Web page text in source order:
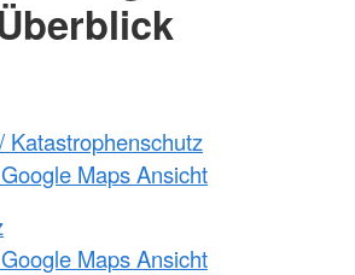
Katastrophenschutz
Maps Ansicht
Maps Ansicht